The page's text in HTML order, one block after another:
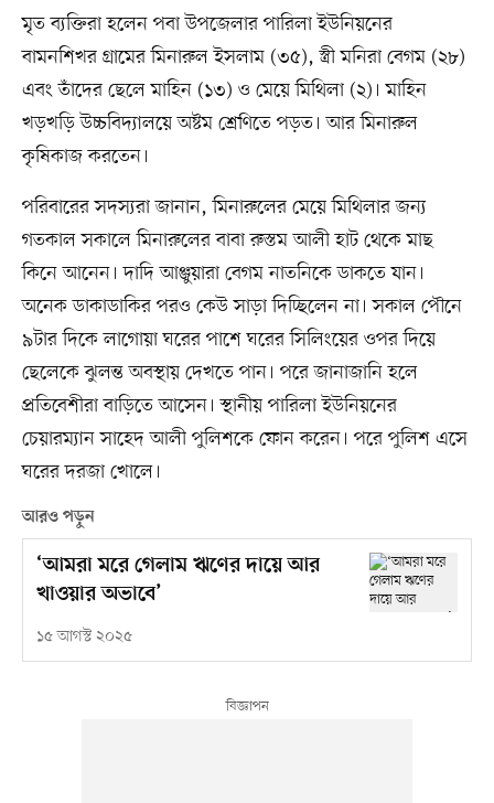
মৃত ব্যক্তিরা হলেন পবা উপজেলার পারিলা ইউনিয়নের
বামনশিখর গ্রামের মিনারুল ইসলাম (৩৫), স্ত্রী মনিরা বেগম (২৮)
এবং তাঁদের ছেলে মাহিন (১৩) ও মেয়ে মিথিলা (২)। মাহিন
খড়খড়ি উচ্চবিদ্যালয়ে অষ্টম শ্রেণিতে পড়ত। আর মিনারুল
কৃষিকাজ করতেন।
পরিবারের সদস্যরা জানান, মিনারুলের মেয়ে মিথিলার জন্য
গতকাল সকালে মিনারুলের বাবা রুস্তম আলী হাট থেকে মাছ
কিনে আনেন। দাদি আঞ্জুয়ারা বেগম নাতনিকে ডাকতে যান।
অনেক ডাকাডাকির পরও কেউ সাড়া দিচ্ছিলেন না। সকাল পৌনে
৯টার দিকে লাগোয়া ঘরের পাশে ঘরের সিলিংয়ের ওপর দিয়ে
ছেলেকে ঝুলন্ত অবস্থায় দেখতে পান। পরে জানাজানি হলে
প্রতিবেশীরা বাড়িতে আসেন। স্থানীয় পারিলা ইউনিয়নের
চেয়ারম্যান সাহেদ আলী পুলিশকে ফোন করেন। পরে পুলিশ এসে
ঘরের দরজা খোলে।
আরও পড়ুন
‘আমরা মরে গেলাম ঋণের দায়ে আর
খাওয়ার অভাবে’
১৫ আগস্ট ২০২৫